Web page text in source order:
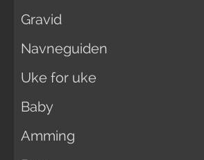
Gravid
Navneguiden
Uke for uke
Baby
Amming